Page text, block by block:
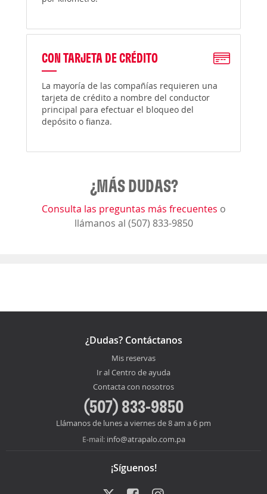
CON TARJETA DE CRÉDITO
La mayoría de las compañías requieren una
tarjeta de crédito a nombre del conductor
principal para efectuar el bloqueo del
depósito o fianza.
¿MÁS DUDAS?
Consulta las preguntas más frecuentes o
llámanos al (507) 833-9850
¿Dudas? Contáctanos
Mis reservas
Ir al Centro de ayuda
Contacta con nosotros
(507) 833-9850
Llámanos de lunes a viernes de 8 am a 6 pm
E-mail: info@atrapalo.com.pa
¡Síguenos!